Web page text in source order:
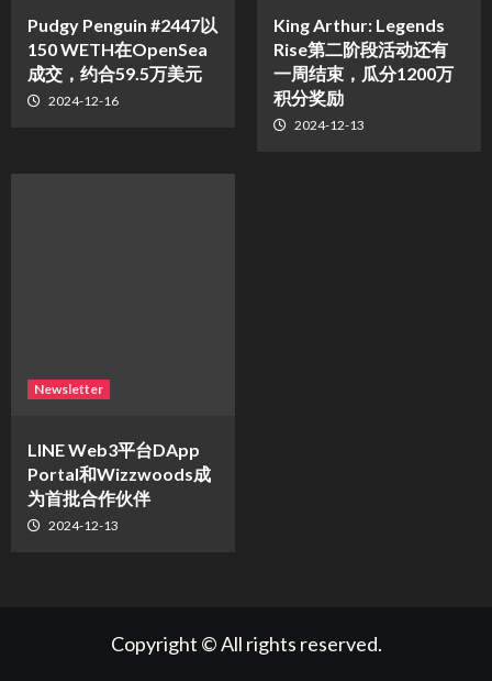
Pudgy Penguin #2447以
150 WETH在OpenSea
成交，约合59.5万美元
2024-12-16
King Arthur: Legends
Rise第二阶段活动还有
一周结束，瓜分1200万
积分奖励
2024-12-13
Newsletter
LINE Web3平台DApp
Portal和Wizzwoods成
为首批合作伙伴
2024-12-13
Copyright © All rights reserved.